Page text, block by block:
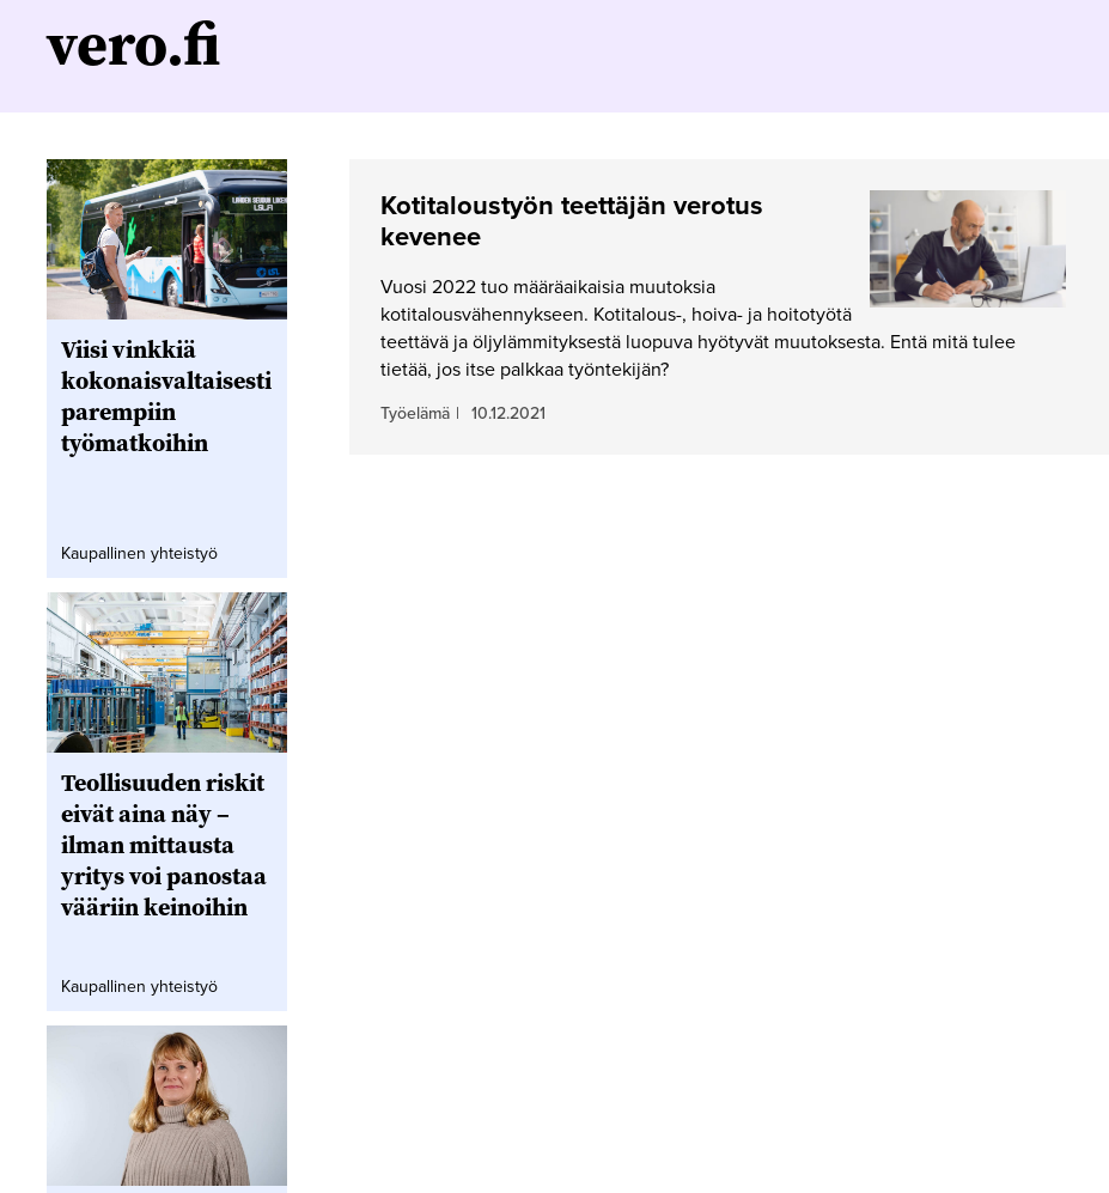
vero.fi
Kotitaloustyön teettäjän verotus
kevenee
Vuosi 2022 tuo määräaikaisia muutoksia
kotitalousvähennykseen. Kotitalous-, hoiva- ja hoitotyötä
teettävä ja öljylämmityksestä luopuva hyötyvät muutoksesta. Entä mitä tulee
tietää, jos itse palkkaa työntekijän?
Työelämä | 10.12.2021
Viisi vinkkiä
kokonaisvaltaisesti
parempiin
työmatkoihin
Kaupallinen yhteistyö
Teollisuuden riskit
eivät aina näy –
ilman mittausta
yritys voi panostaa
vääriin keinoihin
Kaupallinen yhteistyö